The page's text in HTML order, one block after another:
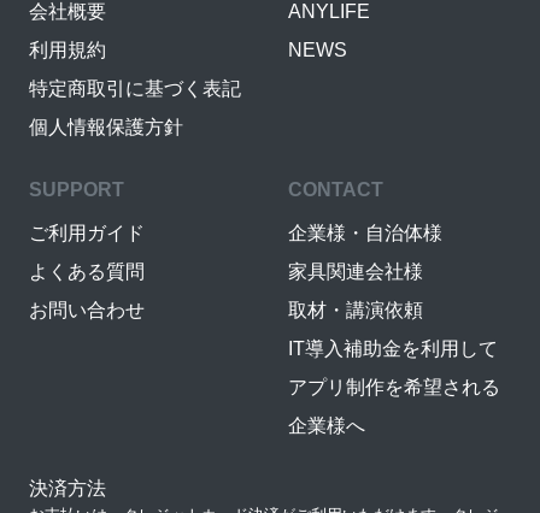
会社概要
利用規約
特定商取引に基づく表記
個人情報保護方針
ANYLIFE
NEWS
SUPPORT
ご利用ガイド
よくある質問
お問い合わせ
CONTACT
企業様・自治体様
家具関連会社様
取材・講演依頼
IT導入補助金を利用して
アプリ制作を希望される
企業様へ
決済方法